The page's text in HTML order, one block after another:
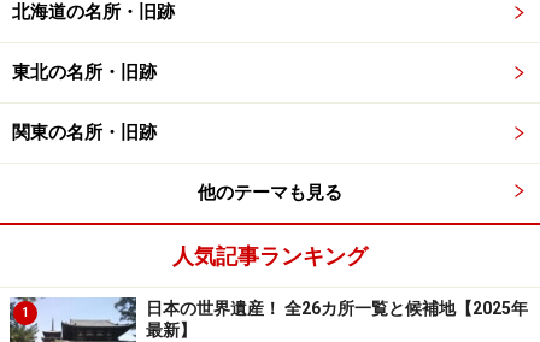
北海道の名所・旧跡
東北の名所・旧跡
関東の名所・旧跡
他のテーマも見る
人気記事ランキング
1
日本の世界遺産！ 全26カ所一覧と候補地【2025年
最新】